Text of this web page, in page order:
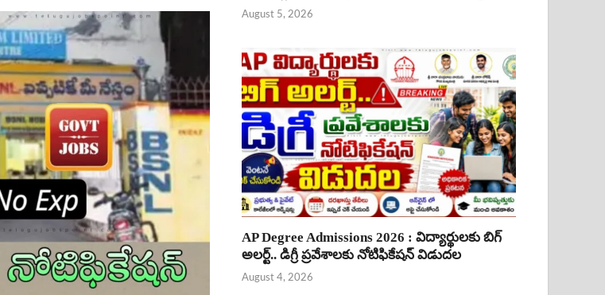
August 5, 2026
AP Degree Admissions 2026 : విద్యార్థులకు బిగ్
అలర్ట్.. డిగ్రీ ప్రవేశాలకు నోటిఫికేషన్ విడుదల
August 4, 2026